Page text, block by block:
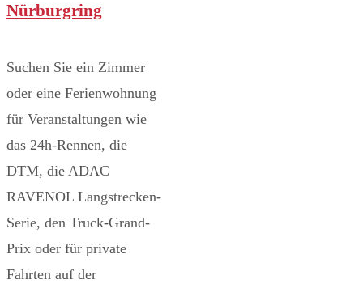
Nürburgring
Suchen Sie ein Zimmer
oder eine Ferienwohnung
für Veranstaltungen wie
das 24h-Rennen, die
DTM, die ADAC
RAVENOL Langstrecken-
Serie, den Truck-Grand-
Prix oder für private
Fahrten auf der